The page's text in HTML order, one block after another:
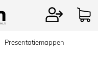
Presentatiemappen